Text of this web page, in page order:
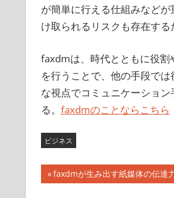
が簡単に行える仕組みなど
け取られるリスクも存在す
faxdmは、時代とともに役割
を行うことで、他の手段で
な視点でコミュニケーショ
る。 faxdmのことならこちら
ビジネス
投前
の
faxdmが生み出す紙媒体の伝達